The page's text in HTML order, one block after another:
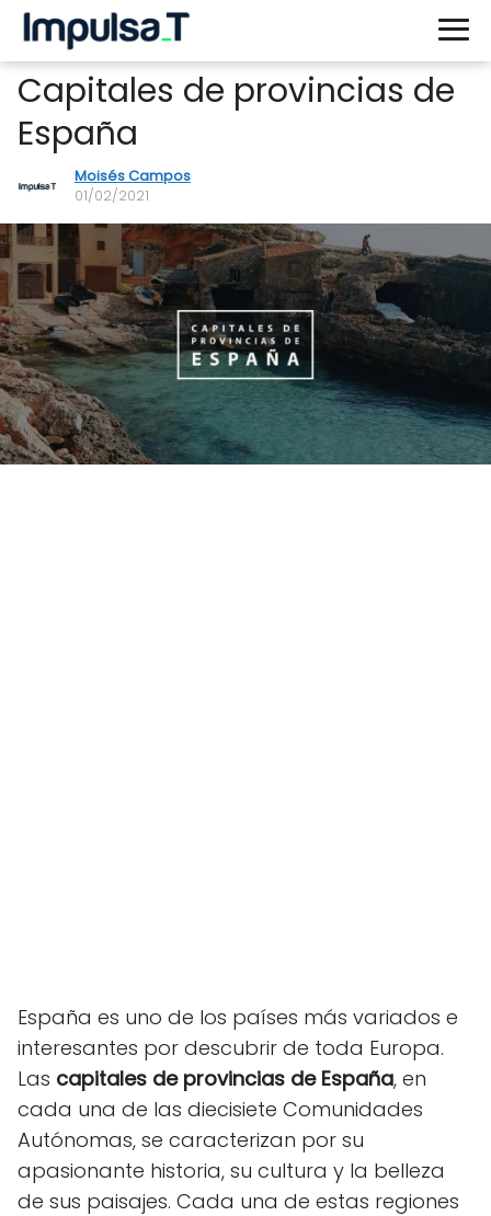
Capitales de provincias de
España
Moisés Campos
01/02/2021
España es uno de los países más variados e
interesantes por descubrir de toda Europa.
Las capitales de provincias de España, en
cada una de las diecisiete Comunidades
Autónomas, se caracterizan por su
apasionante historia, su cultura y la belleza
de sus paisajes. Cada una de estas regiones